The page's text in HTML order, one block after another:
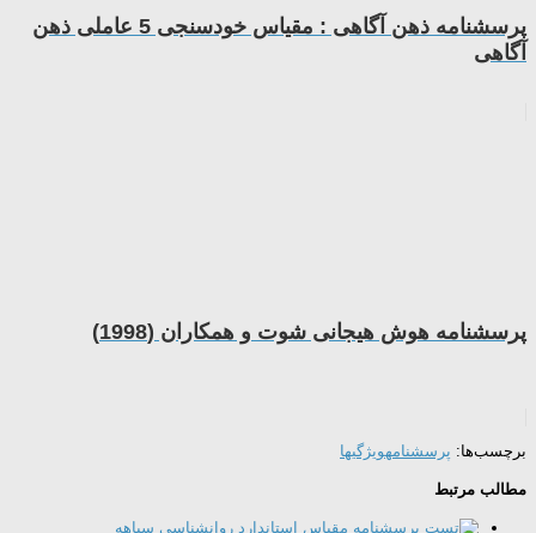
پرسشنامه ذهن آگاهی : مقياس خودسنجی 5 عاملی ذهن
آگاهی
پرسشنامه هوش هیجانی شوت و همکاران (1998)
برچسب‌ها: پرسشنامهویژگیها
مطالب مرتبط